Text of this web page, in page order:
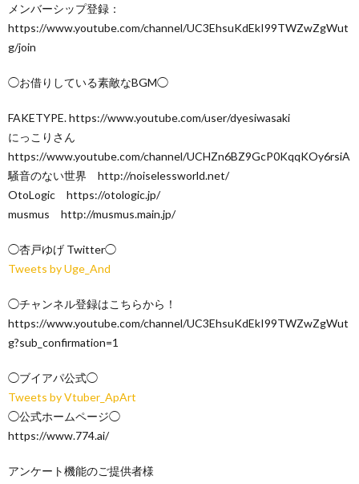
メンバーシップ登録：
https://www.youtube.com/channel/UC3EhsuKdEkI99TWZwZgWut
g/join
◯お借りしている素敵なBGM◯
FAKETYPE. https://www.youtube.com/user/dyesiwasaki
にっこりさん
https://www.youtube.com/channel/UCHZn6BZ9GcP0KqqKOy6rsiA
騒音のない世界 http://noiselessworld.net/
OtoLogic https://otologic.jp/
musmus http://musmus.main.jp/
◯杏戸ゆげ Twitter◯
Tweets by Uge_And
◯チャンネル登録はこちらから！
https://www.youtube.com/channel/UC3EhsuKdEkI99TWZwZgWut
g?sub_confirmation=1
◯ブイアパ公式◯
Tweets by Vtuber_ApArt
◯公式ホームページ◯
https://www.774.ai/
アンケート機能のご提供者様